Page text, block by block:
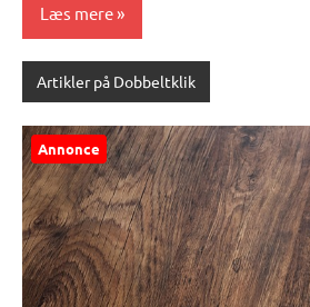
Læs mere
Artikler på Dobbeltklik
Annonce